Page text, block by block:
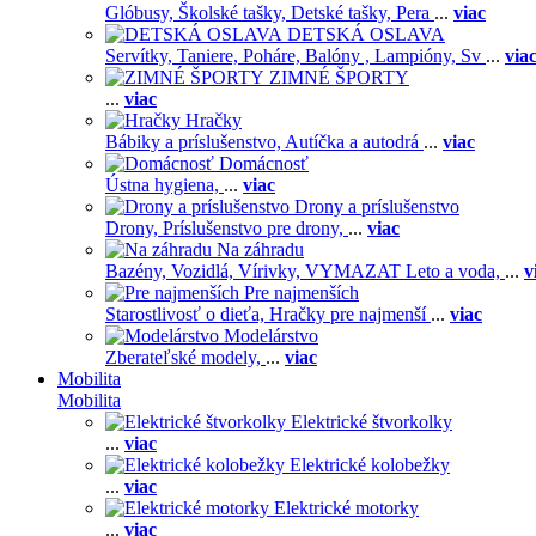
Glóbusy, Školské tašky, Detské tašky, Pera ... viac
DETSKÁ OSLAVA
Servítky, Taniere, Poháre, Balóny , Lampióny, Sv ... viac
ZIMNÉ ŠPORTY
... viac
Hračky
Bábiky a príslušenstvo, Autíčka a autodrá ... viac
Domácnosť
Ústna hygiena, ... viac
Drony a príslušenstvo
Drony, Príslušenstvo pre drony, ... viac
Na záhradu
Bazény, Vozidlá, Vírivky, VYMAZAT Leto a voda, ...
Pre najmenších
Starostlivosť o dieťa, Hračky pre najmenší ... viac
Modelárstvo
Zberateľské modely, ... viac
Mobilita
Mobilita
Elektrické štvorkolky
... viac
Elektrické kolobežky
... viac
Elektrické motorky
... viac